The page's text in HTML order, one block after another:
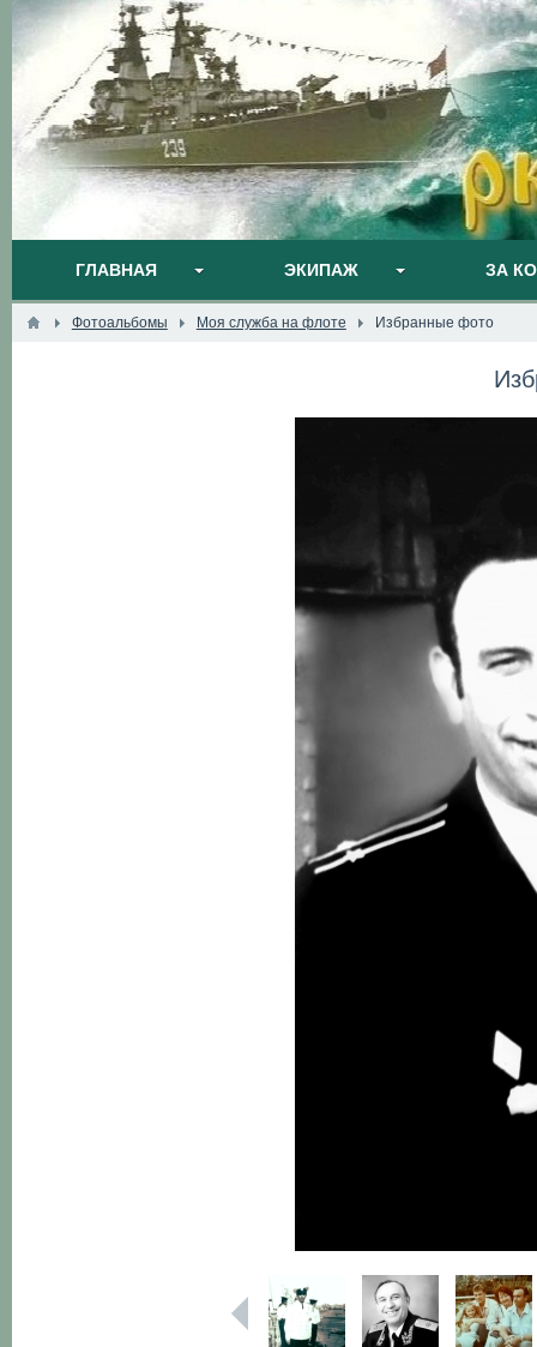
ГЛАВНАЯ ЭКИПАЖ ЗА
Фотоальбомы Моя служба на флоте Избранные фото